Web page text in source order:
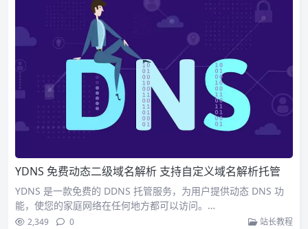
YDNS 免费动态二级域名解析 支持自定义域名解析托管
YDNS 是一款免费的 DDNS 托管服务，为用户提供动态 DNS 功
能，使您的家庭网络在任何地方都可以访问。…
2,349 0 站长教程